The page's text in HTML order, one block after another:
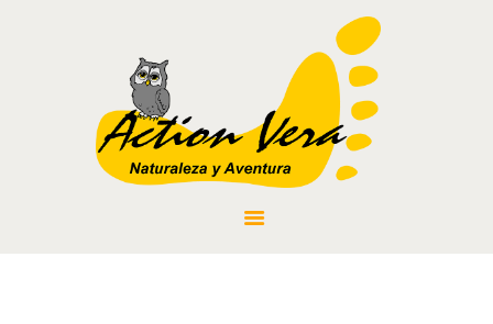
DESCENSO DE
BARRANCOS
DESCENSOS EN